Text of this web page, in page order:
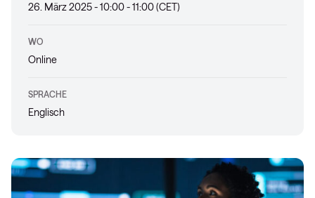
26. März 2025 - 10:00 - 11:00 (CET)
WO
Online
SPRACHE
Englisch